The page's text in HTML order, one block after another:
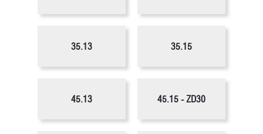
35.13 35.15
45.13 45.15 - ZD30